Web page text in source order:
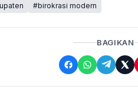
#birokrasi modern
BAGIKAN